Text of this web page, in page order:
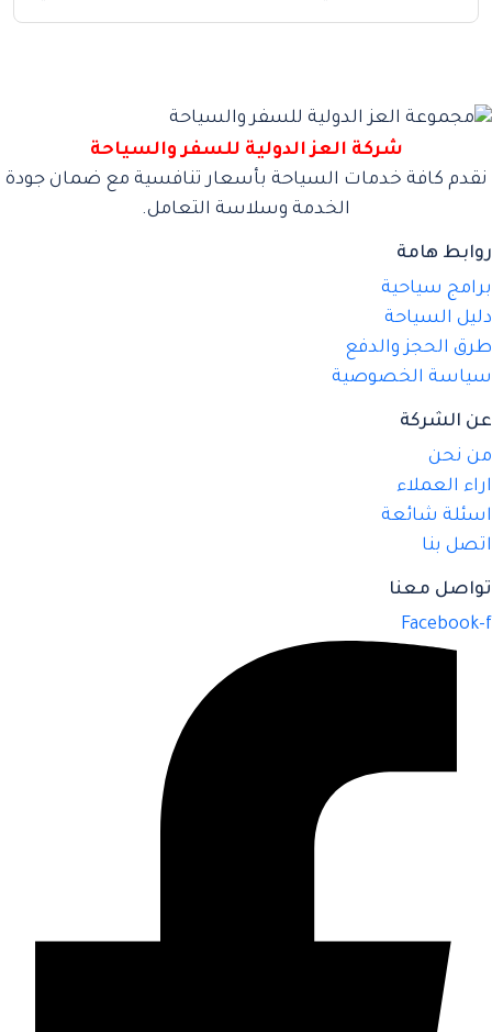
شركة العز الدولية للسفر والسياحة
نقدم كافة خدمات السياحة بأسعار تنافسية مع ضمان جودة
الخدمة وسلاسة التعامل.
روابط هامة
برامج سياحية
دليل السياحة
طرق الحجز والدفع
سياسة الخصوصية
عن الشركة
من نحن
اراء العملاء
اسئلة شائعة
اتصل بنا
تواصل معنا
Facebook-f